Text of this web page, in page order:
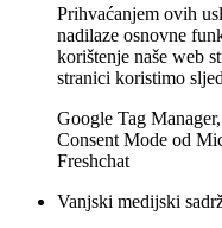
Prihvaćanjem ovih
nadilaze osnovne
korištenje naše web
stranici koristimo
Google Tag
Consent Mode od
Freshchat
Vanjski medijski